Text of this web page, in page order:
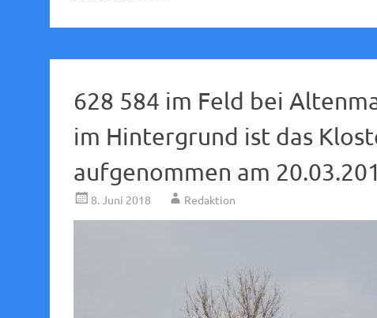
628 584 im Feld bei
im Hintergrund ist das
aufgenommen am
8. Juni 2018 Redaktion